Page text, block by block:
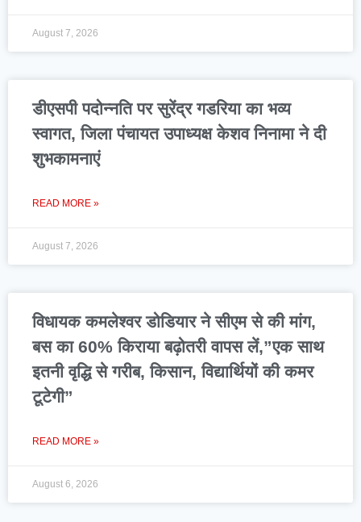
August 7, 2026
डीएसपी पदोन्नति पर सुरेंद्र गडरिया का भव्य
स्वागत, जिला पंचायत उपाध्यक्ष केशव निनामा ने दी
शुभकामनाएं
READ MORE »
August 7, 2026
विधायक कमलेश्वर डोडियार ने सीएम से की मांग,
बस का 60% किराया बढ़ोतरी वापस लें,”एक साथ
इतनी वृद्धि से गरीब, किसान, विद्यार्थियों की कमर
टूटेगी”
READ MORE »
August 6, 2026